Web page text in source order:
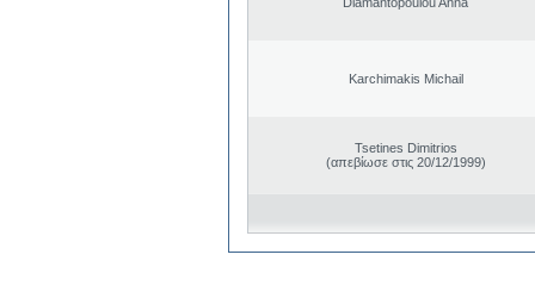
Karchimakis Michail
Tsetines Dimitrios
(απεβίωσε στις 20/12/1999)